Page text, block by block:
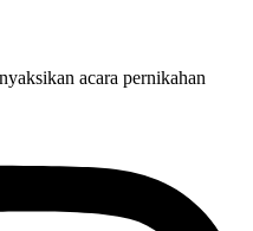
acara pernikahan